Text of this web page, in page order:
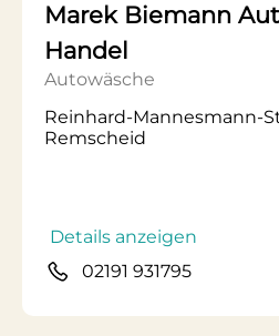
Marek Biemann
Handel
Autowäsche
Reinhard-Mannesmann-
Remscheid
Details anzeigen
02191 931795